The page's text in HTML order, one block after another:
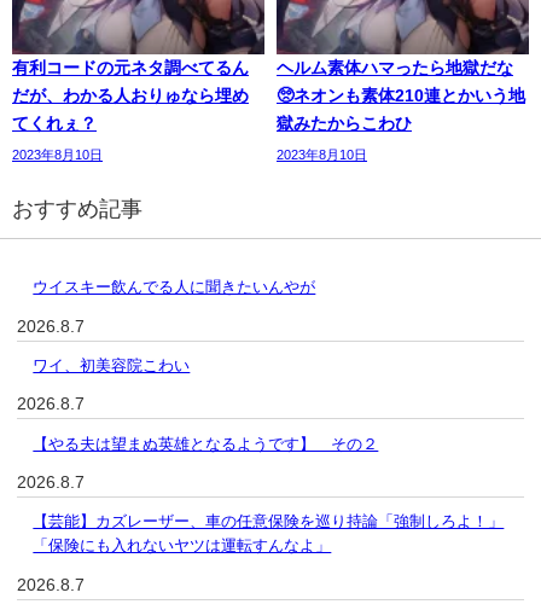
有利コードの元ネタ調べてるん
だが、わかる人おりゅなら埋め
てくれぇ？
2023年8月10日
ヘルム素体ハマったら地獄だな
🥺ネオンも素体210連とかいう地
獄みたからこわひ
2023年8月10日
おすすめ記事
ウイスキー飲んでる人に聞きたいんやが
2026.8.7
ワイ、初美容院こわい
2026.8.7
【やる夫は望まぬ英雄となるようです】 その２
2026.8.7
【芸能】カズレーザー、車の任意保険を巡り持論「強制しろよ！」
「保険にも入れないヤツは運転すんなよ」
2026.8.7